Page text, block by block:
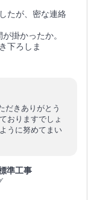
たが、密な連絡
掛かったか。
下ろしま
だきありがとう
おりますでしょ
うに努めてまい
準工事